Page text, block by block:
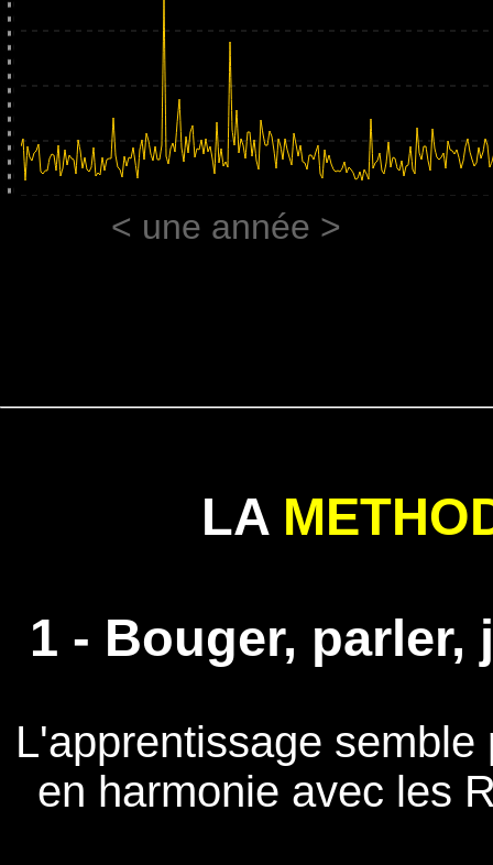
< une année >
LA
1 - Bouger,
L'apprentissage
en harmonie avec les